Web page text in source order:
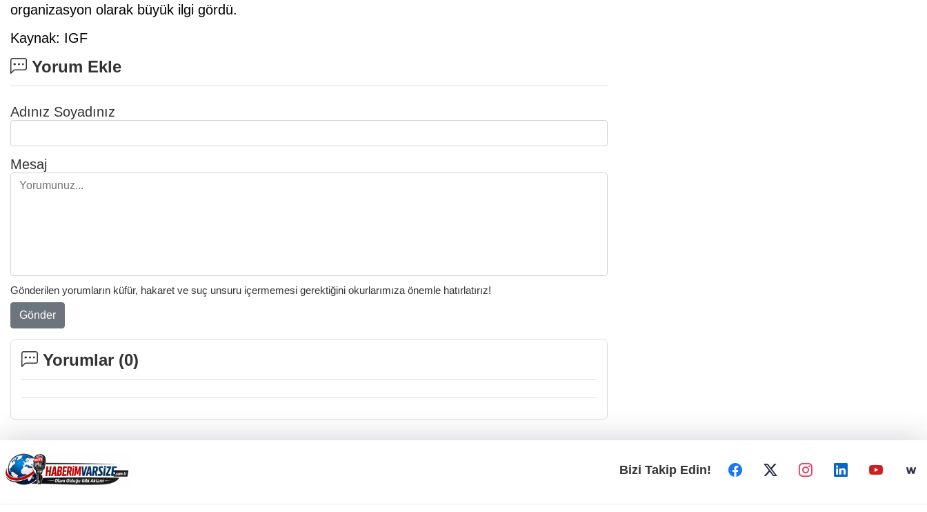
organizasyon olarak büyük ilgi gördü.
Kaynak: IGF
Yorum Ekle
Adınız Soyadınız
Mesaj
Gönderilen yorumların küfür, hakaret ve suç unsuru içermemesi gerektiğini okurlarımıza önemle hatırlatırız!
Gönder
Yorumlar (0)
Bizi Takip Edin!